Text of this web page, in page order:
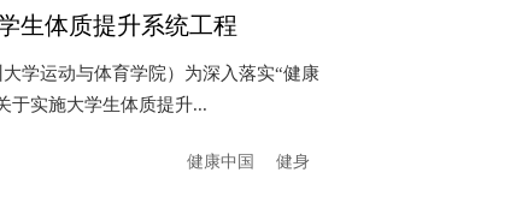
生体质提升系统工程
学运动与体育学院）为深入落实“健康
于实施大学生体质提升...
健康中国 健身